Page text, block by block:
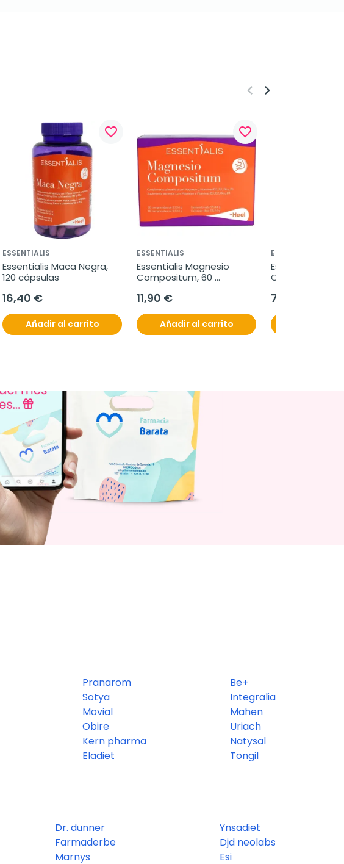
favorite_border
ESSENTIALIS
Essentialis Maca Negra,
120 cápsulas
16,40 €
Añadir al carrito
favorite_border
ESSENTIALIS
Essentialis Magnesio
Compositum, 60
11,90 €
Añadir al carrito
ESSENTIALIS
Essentialis
Compositum,
7,95 €
keyboard_arrow_left keyboard_arrow_right
Pranarom
Sotya
Movial
Obire
Kern pharma
Eladiet
Be+
Integralia
Mahen
Uriach
Natysal
Tongil
Dr. dunner
Farmaderbe
Marnys
Ynsadiet
Djd neolabs
Esi